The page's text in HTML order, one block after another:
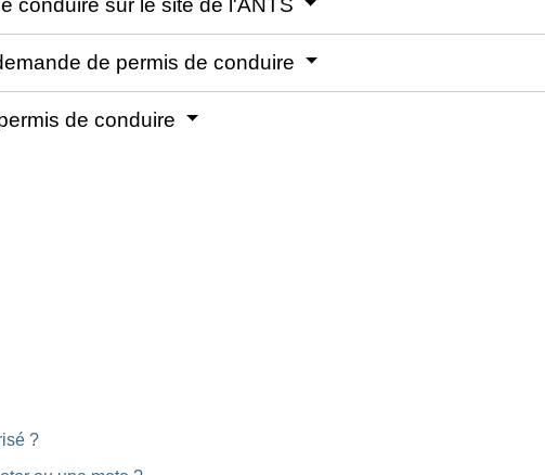
conduire sur le site de l'ANTS
de permis de conduire
de conduire
?